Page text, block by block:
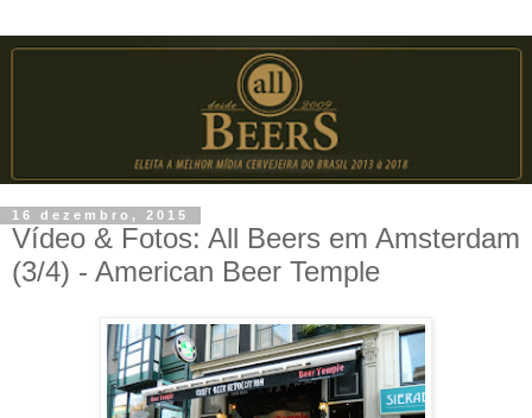
16 dezembro, 2015
Vídeo & Fotos: All Beers em Amsterdam
(3/4) - American Beer Temple